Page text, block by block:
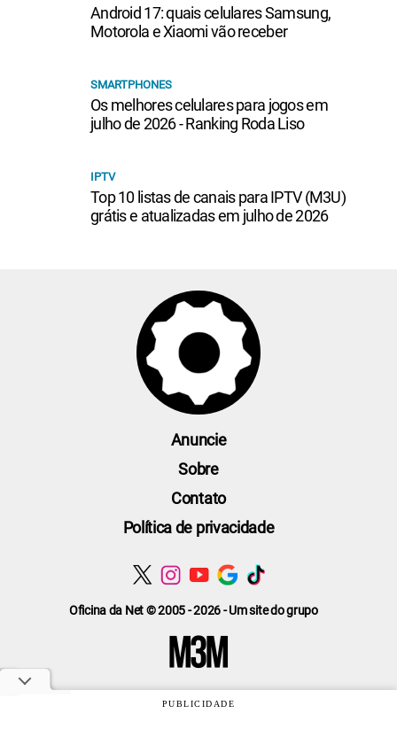
Android 17: quais celulares Samsung,
Motorola e Xiaomi vão receber
SMARTPHONES
Os melhores celulares para jogos em
julho de 2026 - Ranking Roda Liso
IPTV
Top 10 listas de canais para IPTV (M3U)
grátis e atualizadas em julho de 2026
Oficina da Net © 2005 - 2026 - Um site do grupo
Anuncie
Sobre
Contato
Política de privacidade
PUBLICIDADE